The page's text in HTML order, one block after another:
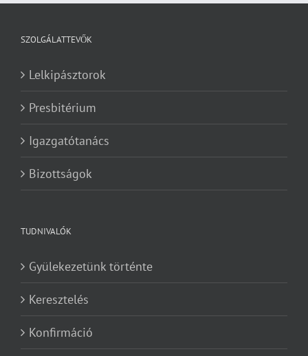
SZOLGÁLATTEVŐK
Lelkipásztorok
Presbitérium
Igazgatótanács
Bizottságok
TUDNIVALÓK
Gyülekezetünk történte
Keresztelés
Konfirmáció